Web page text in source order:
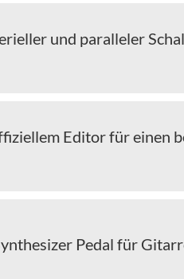
und paralleler
Editor für einen
Pedal für